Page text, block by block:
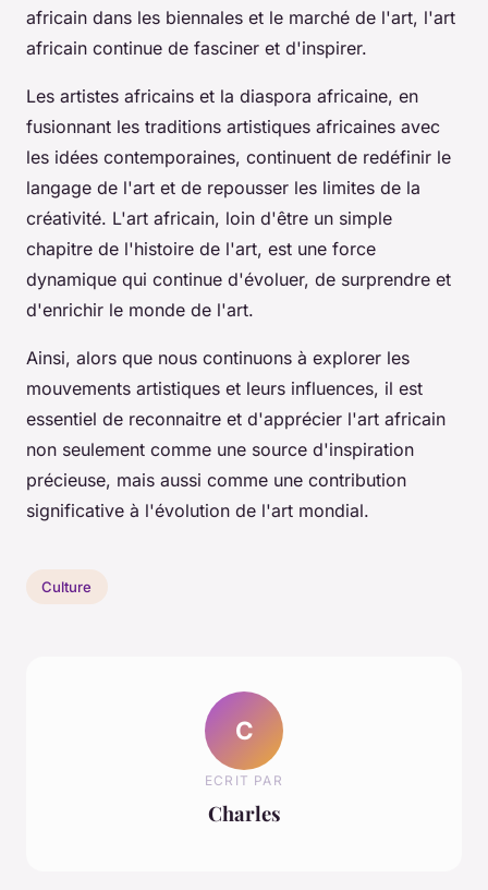
africain dans les biennales et le marché de l'art, l'art
africain continue de fasciner et d'inspirer.
Les artistes africains et la diaspora africaine, en
fusionnant les traditions artistiques africaines avec
les idées contemporaines, continuent de redéfinir le
langage de l'art et de repousser les limites de la
créativité. L'art africain, loin d'être un simple
chapitre de l'histoire de l'art, est une force
dynamique qui continue d'évoluer, de surprendre et
d'enrichir le monde de l'art.
Ainsi, alors que nous continuons à explorer les
mouvements artistiques et leurs influences, il est
essentiel de reconnaitre et d'apprécier l'art africain
non seulement comme une source d'inspiration
précieuse, mais aussi comme une contribution
significative à l'évolution de l'art mondial.
Culture
C
ECRIT PAR
Charles